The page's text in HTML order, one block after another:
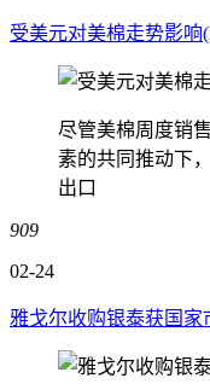
受美元对美棉走势影
尽管美棉周度销
素的共同推动下
出口
909
02-24
雅戈尔收购银泰获国家